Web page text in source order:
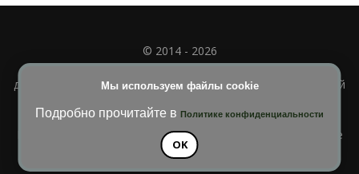
Мы используем файлы cookie
Подробно прочитайте в Политике конфиденциальности
OK
© 2014 - 2026
Полное или частичное использование материала
допускается только при наличии активной и индексируемой
Blossom Diva | РазработанаТемы Blossom
. На платформе
WordPress